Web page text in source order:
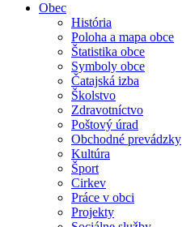
Obec
História
Poloha a mapa obce
Štatistika obce
Symboly obce
Čatajská izba
Školstvo
Zdravotníctvo
Poštový úrad
Obchodné prevádzky
Kultúra
Šport
Cirkev
Práce v obci
Projekty